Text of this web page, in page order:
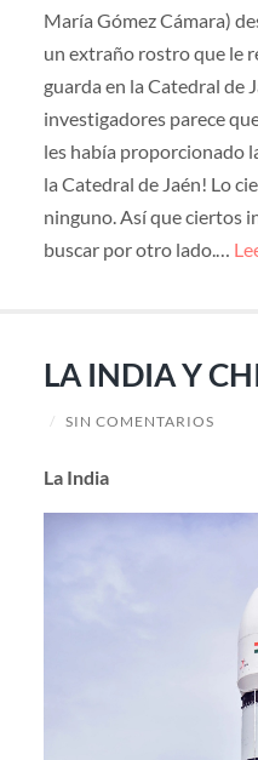
María Gómez Cámara)
un extraño rostro que le
guarda en la Catedral de
investigadores parece
les había proporcionado
la Catedral de Jaén! Lo
ninguno. Así que ciertos
buscar por otro lado.…
LA INDIA Y
/ SIN COMENTARIOS
La India